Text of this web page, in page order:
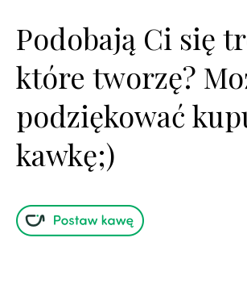
Podobają Ci się
które tworzę?
podziękować
kawkę;)